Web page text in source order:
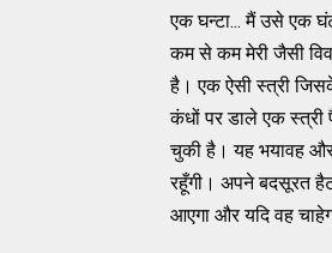
एक घन्टा... मैं उसे एक
कम से कम मेरी जैसी
है। एक ऐसी स्त्री
कंधों पर डाले एक स्त्री
चुकी है। यह भयावह
रहूँगी। अपने बदसूरत
आएगा और यदि वह